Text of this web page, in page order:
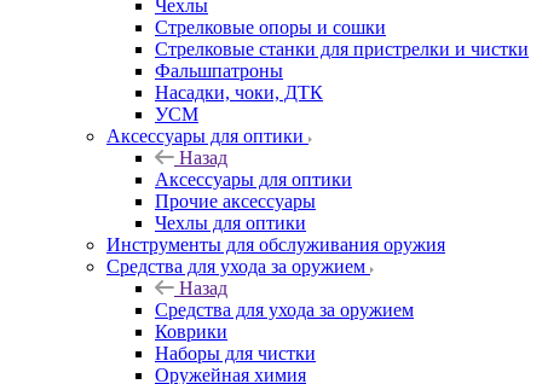
Чехлы
Стрелковые опоры и сошки
Стрелковые станки для пристрелки и чистки
Фальшпатроны
Насадки, чоки, ДТК
УСМ
Аксессуары для оптики
Назад
Аксессуары для оптики
Прочие аксессуары
Чехлы для оптики
Инструменты для обслуживания оружия
Средства для ухода за оружием
Назад
Средства для ухода за оружием
Коврики
Наборы для чистки
Оружейная химия